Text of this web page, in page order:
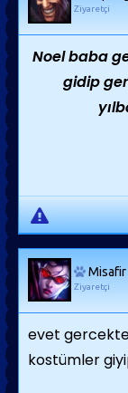
Ziyaretçi
Noel baba
gidip
Misafir
Ziyaretçi
evet
kostümler